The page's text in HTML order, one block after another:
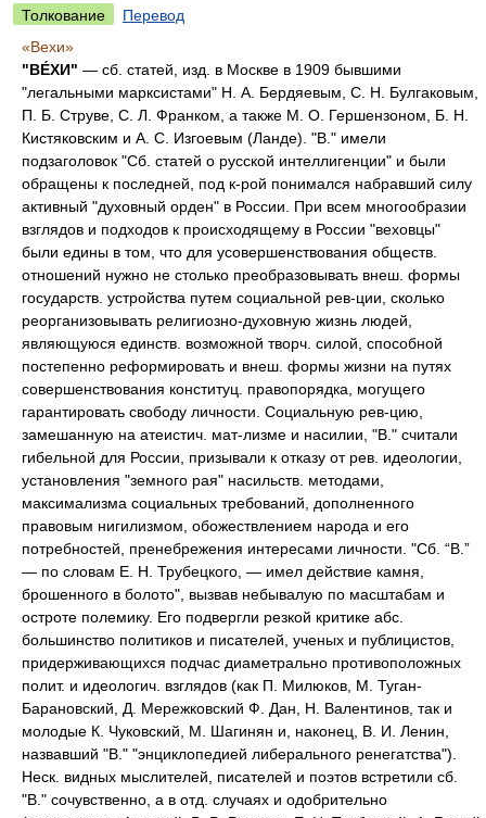
Толкование
Перевод
«Вехи»
"ВЕ́ХИ" — сб. статей, изд. в Москве в 1909 бывшими
"легальными марксистами" Н. А. Бердяевым, С. Н. Булгаковым,
П. Б. Струве, С. Л. Франком, а также М. О. Гершензоном, Б. Н.
Кистяковским и А. С. Изгоевым (Ланде). "В." имели
подзаголовок "Сб. статей о русской интеллигенции" и были
обращены к последней, под к-рой понимался набравший силу
активный "духовный орден" в России. При всем многообразии
взглядов и подходов к происходящему в России "веховцы"
были едины в том, что для усовершенствования обществ.
отношений нужно не столько преобразовывать внеш. формы
государств. устройства путем социальной рев-ции, сколько
реорганизовывать религиозно-духовную жизнь людей,
являющуюся единств. возможной творч. силой, способной
постепенно реформировать и внеш. формы жизни на путях
совершенствования конституц. правопорядка, могущего
гарантировать свободу личности. Социальную рев-цию,
замешанную на атеистич. мат-лизме и насилии, "В." считали
гибельной для России, призывали к отказу от рев. идеологии,
установления "земного рая" насильств. методами,
максимализма социальных требований, дополненного
правовым нигилизмом, обожествлением народа и его
потребностей, пренебрежения интересами личности. "Сб. “В.”
— по словам Е. Н. Трубецкого, — имел действие камня,
брошенного в болото", вызвав небывалую по масштабам и
остроте полемику. Его подвергли резкой критике абс.
большинство политиков и писателей, ученых и публицистов,
придерживающихся подчас диаметрально противоположных
полит. и идеологич. взглядов (как П. Милюков, М. Туган-
Барановский, Д. Мережковский Ф. Дан, Н. Валентинов, так и
молодые К. Чуковский, М. Шагинян и, наконец, В. И. Ленин,
назвавший "В." "энциклопедией либерального ренегатства").
Неск. видных мыслителей, писателей и поэтов встретили сб.
"В." сочувственно, а в отд. случаях и одобрительно